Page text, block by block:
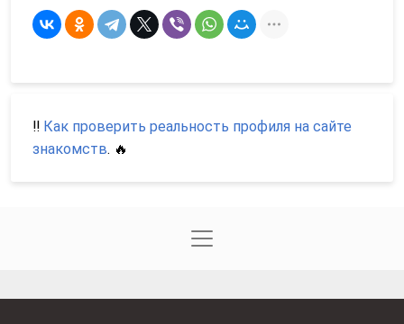
‼️ Как проверить реальность профиля на сайте
знакомств. 🔥